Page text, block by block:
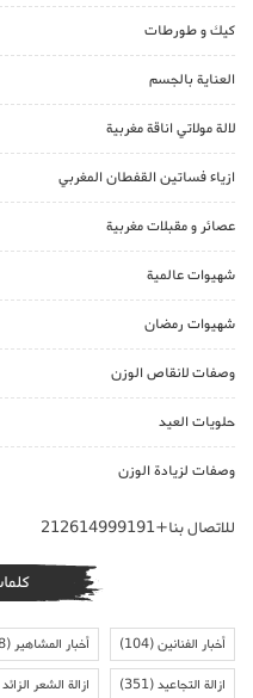
كيك و طورطات
العناية بالجسم
لالة مولاتي اناقة مغربية
ازياء فساتين القفطان المغربي
عصائر و مقبلات مغربية
شهيوات عالمية
شهيوات رمضان
وصفات لانقاص الوزن
حلويات العيد
وصفات لزيادة الوزن
للاتصال بنا+212614999191
أخبار الفنانين(104) أخبار المشاهير(118)
ازالة التجاعيد(351) ازالة الشعر الزائد